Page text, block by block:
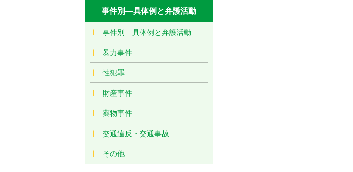
事件別―具体例と弁護活動
事件別―具体例と弁護活動
暴力事件
性犯罪
財産事件
薬物事件
交通違反・交通事故
その他